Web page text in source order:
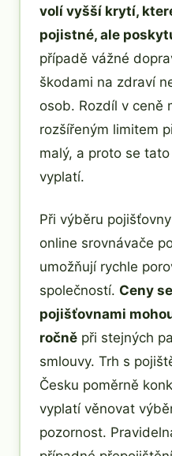
volí vyšší krytí,
pojistné, ale
případě vážné
škodami na zdraví
osob. Rozdíl v ceně
rozšířeným limitem
malý, a proto se
vyplatí.
Při výběru
online srovnávače
umožňují rychle
společností. Ceny
pojišťovnami
ročně při stejných
smlouvy. Trh s
Česku poměrně
vyplatí věnovat
pozornost.